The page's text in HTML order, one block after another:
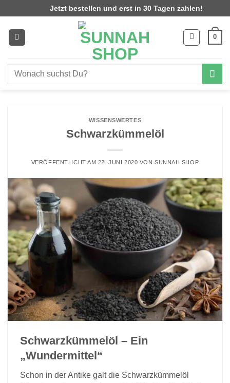
Inhalt
springen
Jetzt bestellen und erst in 30 Tagen zahlen!
0
Suchen
WISSENSWERTES
Schwarzkümmelöl
VERÖFFENTLICHT AM 22. JUNI 2020 VON SUNNAH SHOP
Schwarzkümmelöl – Ein
„Wundermittel“
Schon in der Antike galt die Schwarzkümmelöl